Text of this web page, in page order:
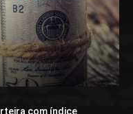
com índice